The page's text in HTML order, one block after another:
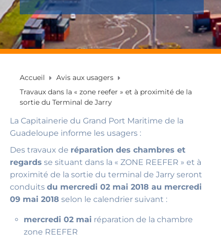
Accueil
Avis aux usagers
Travaux dans la « zone reefer » et à proximité de la
sortie du Terminal de Jarry
La Capitainerie du Grand Port Maritime de la
Guadeloupe informe les usagers :
Des travaux de réparation des chambres et
regards se situant dans la « ZONE REEFER » et à
proximité de la sortie du terminal de Jarry seront
conduits du mercredi 02 mai 2018 au mercredi
09 mai 2018 selon le calendrier suivant :
mercredi 02 mai réparation de la chambre
zone REEFER